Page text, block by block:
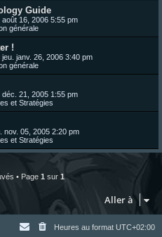
Guide
août 16, 2006 5:55 pm
générale
!
jeu. janv. 26, 2006 3:40 pm
générale
déc. 21, 2005 1:55 pm
et Stratégies
nov. 05, 2005 2:20 pm
et Stratégies
• Page 1 sur 1
Aller à
Heures au format UTC+02:00